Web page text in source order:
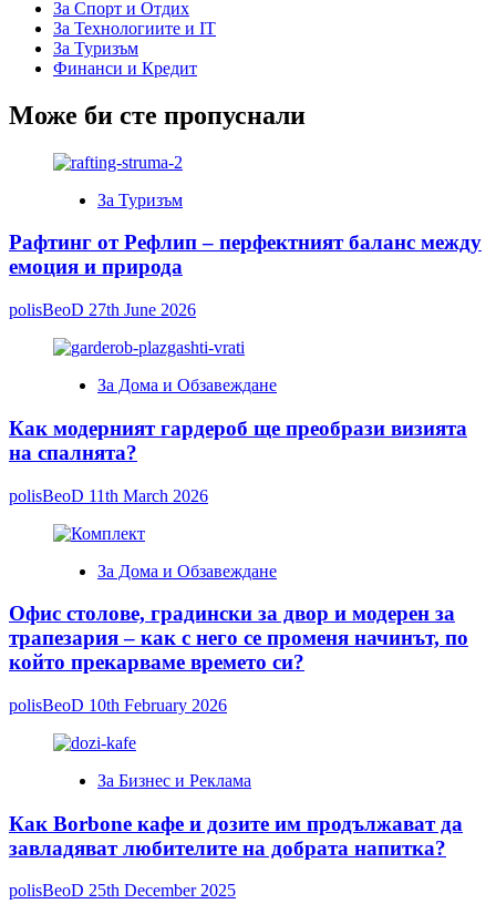
За Спорт и Отдих
За Технологиите и IT
За Туризъм
Финанси и Кредит
Може би сте пропуснали
За Туризъм
Рафтинг от Рефлип – перфектният баланс между
емоция и природа
polisBeoD 27th June 2026
За Дома и Обзавеждане
Как модерният гардероб ще преобрази визията
на спалнята?
polisBeoD 11th March 2026
За Дома и Обзавеждане
Офис столове, градински за двор и модерен за
трапезария – как с него се променя начинът, по
който прекарваме времето си?
polisBeoD 10th February 2026
За Бизнес и Реклама
Как Borbone кафе и дозите им продължават да
завладяват любителите на добрата напитка?
polisBeoD 25th December 2025